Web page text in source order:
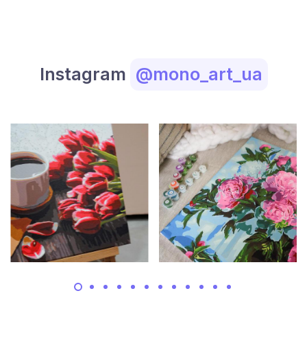
Instagram @mono_art_ua